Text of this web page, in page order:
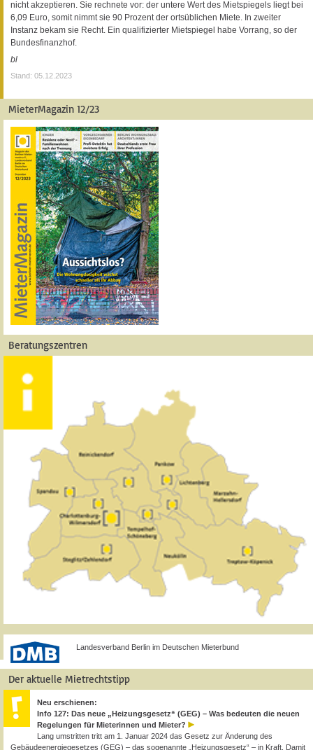
nicht akzeptieren. Sie rechnete vor: der untere Wert des Mietspiegels liegt bei
6,09 Euro, somit nimmt sie 90 Prozent der ortsüblichen Miete. In zweiter
Instanz bekam sie Recht. Ein qualifizierter Mietspiegel habe Vorrang, so der
Bundesfinanzhof.
bl
Stand: 05.12.2023
MieterMagazin 12/23
Beratungszentren
Landesverband Berlin im Deutschen Mieterbund
Der aktuelle Mietrechtstipp
Neu erschienen:
Info 127: Das neue „Heizungsgesetz“ (GEG) – Was bedeuten die neuen
Regelungen für Mieterinnen und Mieter?
Lang umstritten tritt am 1. Januar 2024 das Gesetz zur Änderung des
Gebäudeenergiegesetzes (GEG) – das sogenannte „Heizungsgesetz“ – in Kraft. Damit